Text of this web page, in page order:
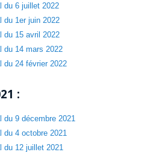
du 6 juillet 2022
du 1er juin 2022
du 15 avril 2022
du 14 mars 2022
du 24 février 2022
:
du 9 décembre 2021
du 4 octobre 2021
du 12 juillet 2021